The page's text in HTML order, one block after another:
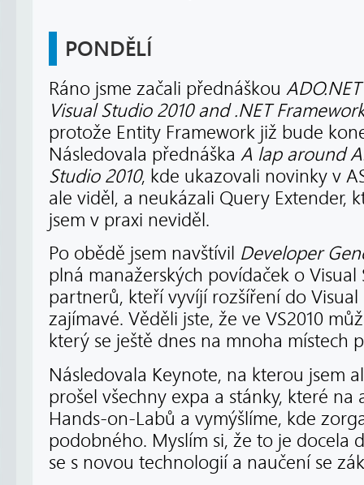
PONDĚLÍ
Ráno jsme začali přednáškou
Visual Studio 2010 and .NET
protože Entity Framework již bude
Následovala přednáška A lap around
Studio 2010, kde ukazovali novinky v
ale viděl, a neukázali Query Extender,
jsem v praxi neviděl.
Po obědě jsem navštívil Developer
plná manažerských povídaček o Visual
partnerů, kteří vyvíjí rozšíření do Visual
zajímavé. Věděli jste, že ve VS2010
který se ještě dnes na mnoha místech
Následovala Keynote, na kterou jsem
prošel všechny expa a stánky, které na
Hands-on-Labů a vymýšlíme, kde
podobného. Myslím si, že to je docela
se s novou technologií a naučení se